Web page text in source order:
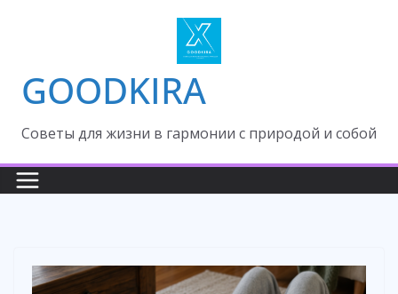
GOODKIRA
Cоветы для жизни в гармонии с природой и собой